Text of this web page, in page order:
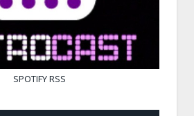
SPOTIFYRSS